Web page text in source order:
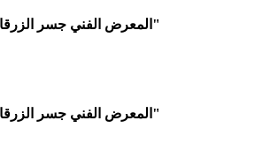
المعرض الفني جسر الزرقاء - "قصة بلد على البحر"
المعرض الفني جسر الزرقاء - "قصة بلد على البحر"